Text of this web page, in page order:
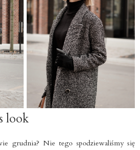
look
grudnia? Nie tego spodziewaliśmy się